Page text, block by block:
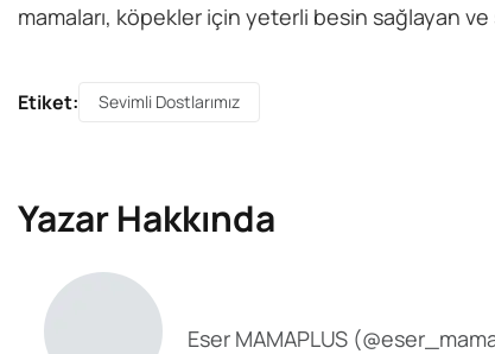
mamaları, köpekler için yeterli besin sağlayan
Etiket: Sevimli Dostlarımız
Yazar Hakkında
Eser MAMAPLUS (@